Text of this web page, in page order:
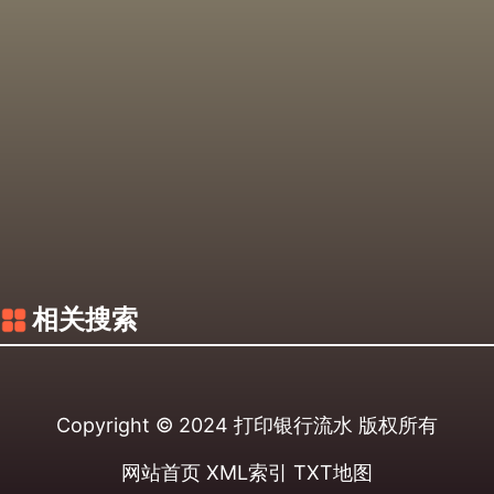
相关搜索
Copyright © 2024 打印银行流水 版权所有
网站首页 XML索引 TXT地图